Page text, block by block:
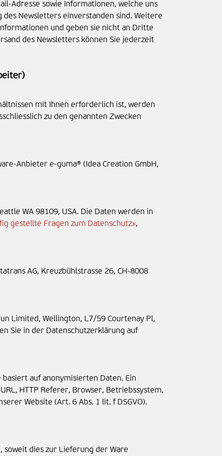
Adresse sowie Informationen, welche uns
Newsletters einverstanden sind. Weitere
und geben sie nicht an Dritte
des Newsletters können Sie jederzeit
mit Ihnen erforderlich ist, werden
zu den genannten Zwecken
Anbieter e-guma® (Idea Creation GmbH,
WA 98109, USA. Die Daten werden in
gestellte Fragen zum Datenschutz»,
AG, Kreuzbühlstrasse 26, CH-8008
Limited, Wellington, L7/59 Courtenay Pl,
Sie in der Datenschutzerklärung auf
basiert auf anonymisierten Daten. Ein
HTTP Referer, Browser, Betriebssystem,
Website (Art. 6 Abs. 1 lit. f DSGVO).
dies zur Lieferung der Ware